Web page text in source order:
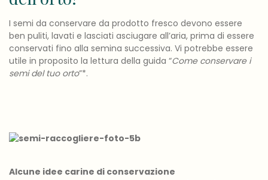
I semi da conservare da prodotto fresco devono essere
ben puliti, lavati e lasciati asciugare all’aria, prima di essere
conservati fino alla semina successiva. Vi potrebbe essere
utile in proposito la lettura della guida “Come conservare i
semi del tuo orto”*.
Alcune idee carine di conservazione